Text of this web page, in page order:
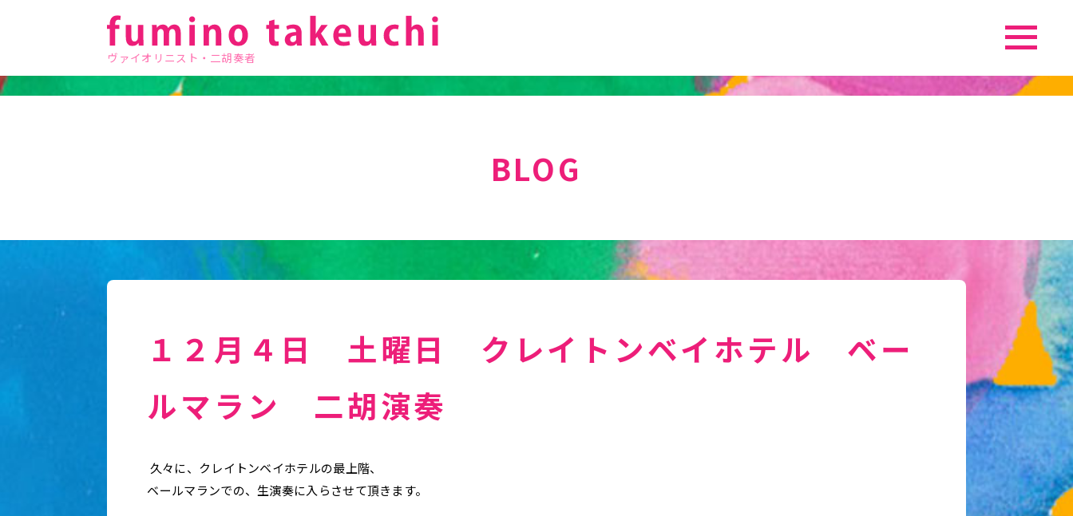
ヴァイオリニスト・二胡奏者
BLOG
１２月４日 土曜日 クレイトンベイホテル ベー
ルマラン 二胡演奏
久々に、クレイトンベイホテルの最上階、
ベールマランでの、生演奏に入らさせて頂きます。